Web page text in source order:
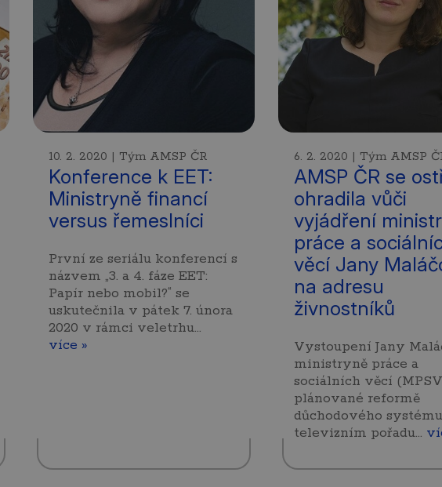
10. 2. 2020 | Tým AMSP ČR
Konference k EET:
Ministryně financí
versus řemeslníci
První ze seriálu konferencí s
názvem „3. a 4. fáze EET:
Papír nebo mobil?“ se
uskutečnila v pátek 7. února
2020 v rámci veletrhu…
více »
6. 2. 2020 | Tým AMSP
AMSP ČR se
ohradila vůči
vyjádření
práce a
věcí Jany
na adresu
živnostníků
Vystoupení Jany
ministryně práce a
sociálních věcí
plánované reformě
důchodového
televizním pořadu…